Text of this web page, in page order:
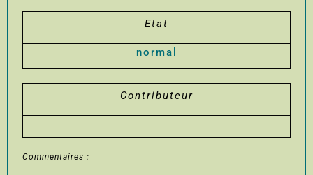
Etat
normal
Contributeur
Commentaires :